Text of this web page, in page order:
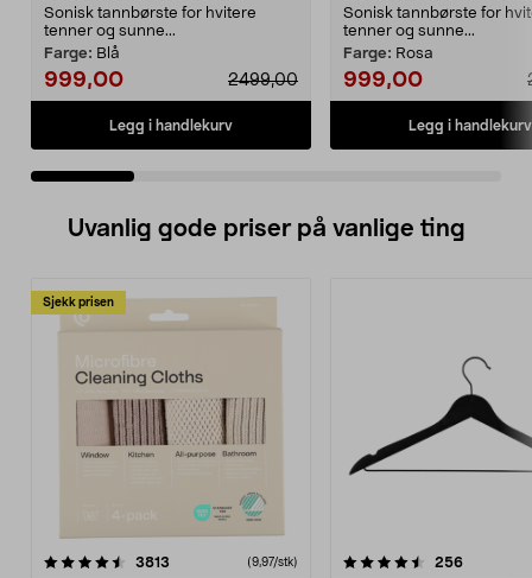
elektrisk tannbørste, Special
Edition
Sonisk tannbørste for hvitere
tenner og sunne...
Farge: Blå
999,00 2499,00
Legg i handlekurv
elektrisk tannbørste,
Edition
Sonisk tannbørste for
tenner og sunne...
Farge: Rosa
999,00
Legg i handlekurv
Uvanlig gode priser på vanlige ting
Sjekk prisen
3813 anmeldelser(9,97/stk)
4.5av 5 stjerner 256
4.5av 5 stjerner